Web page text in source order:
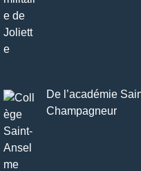
De l’académie
Champagneur